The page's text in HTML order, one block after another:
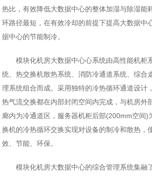
热比，有效降低大数据中心的整体加湿与除湿能
环路径最短，在有效冷却的前提下提高大数据中
据中心的节能制冷。
模块化机房大数据中心心系统由高性能机柜
统、热交换机散热系统、消防冷通道系统、综合
理系统组合而成。采用独特的冷热循环通道设计
热气流交换都在内部封闭空间内完成，与机房外
廊内为冷通道区，服务器机柜后部(200mm空间)
换机的冷热循环交换实现对设备的制冷和散热，
效、节能、环保。
模块化机房大数据中心的综合管理系统集融